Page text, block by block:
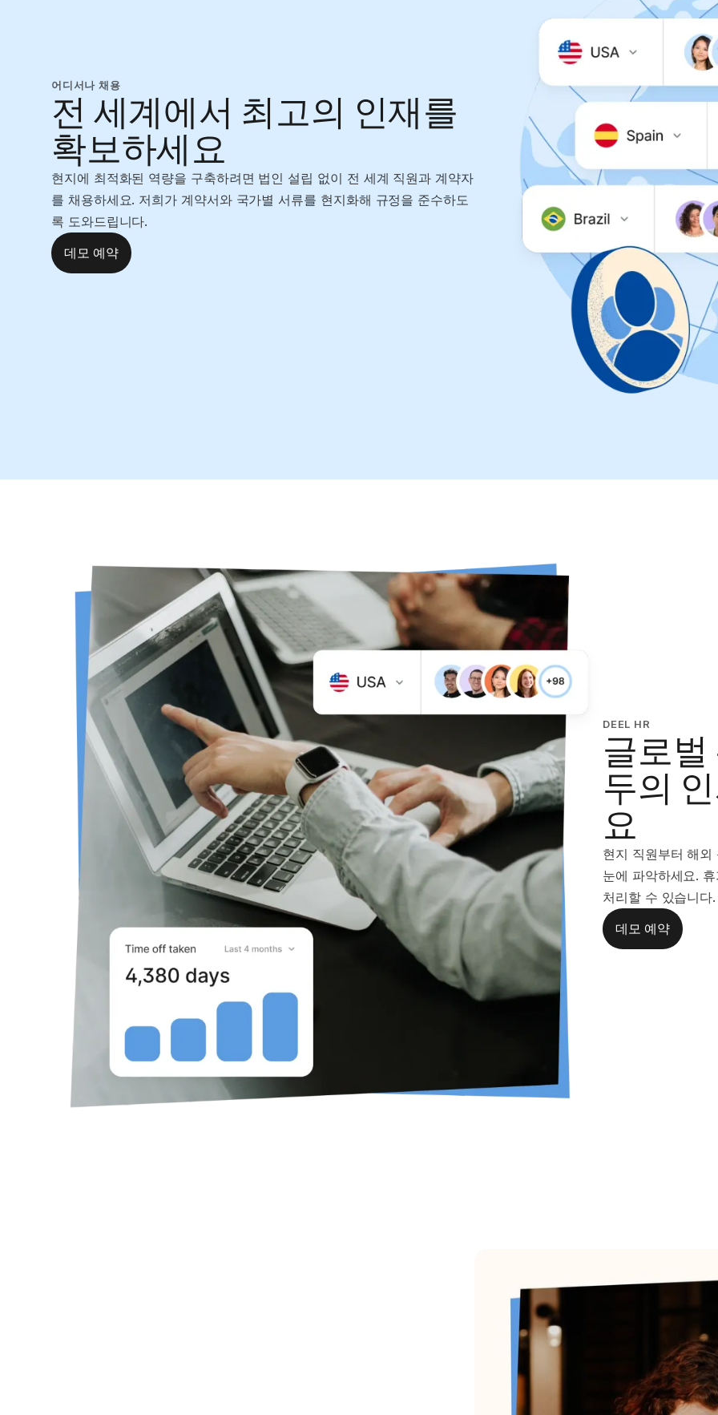
어디서나 채용
전 세계에서 최고의 인재를
확보하세요
현지에 최적화된 역량을 구축하려면 법인 설립 없이 전 세계 직원과 계약자
를 채용하세요. 저희가 계약서와 국가별 서류를 현지화해 규정을 준수하도
록 도와드립니다.
데모 예약
DEEL HR
글로벌
두의
요
현지 직원부터 해
눈에 파악하세요.
처리할 수 있습니다.
데모 예약